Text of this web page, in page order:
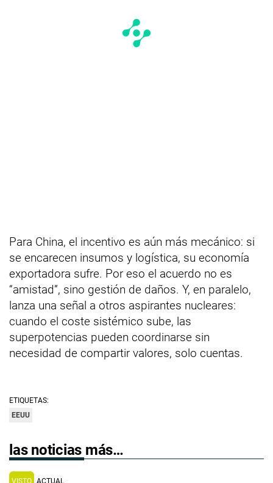
Para China, el incentivo es aún más mecánico: si
se encarecen insumos y logística, su economía
exportadora sufre. Por eso el acuerdo no es
“amistad”, sino gestión de daños. Y, en paralelo,
lanza una señal a otros aspirantes nucleares:
cuando el coste sistémico sube, las
superpotencias pueden coordinarse sin
necesidad de compartir valores, solo cuentas.
ETIQUETAS:
EEUU
las noticias más…
VISTO ACTUAL